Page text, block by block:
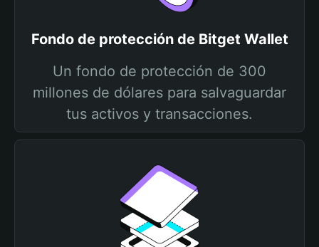
Fondo de protección de Bitget Wallet
Un fondo de protección de 300
millones de dólares para salvaguardar
tus activos y transacciones.